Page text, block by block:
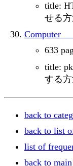
title:
せる
633
title:
する
back to
back to list
list of
back to